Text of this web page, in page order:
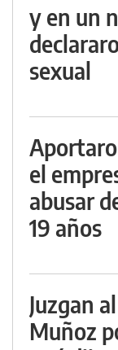
y en un
sexual
el
abusar
19 años
Juzgan
Muñoz